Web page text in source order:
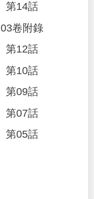
第14話
03卷附錄
第12話
第10話
第09話
第07話
第05話